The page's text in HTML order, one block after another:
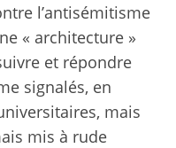
l’antisémitisme
« architecture »
et répondre
signalés, en
mais
mis à rude